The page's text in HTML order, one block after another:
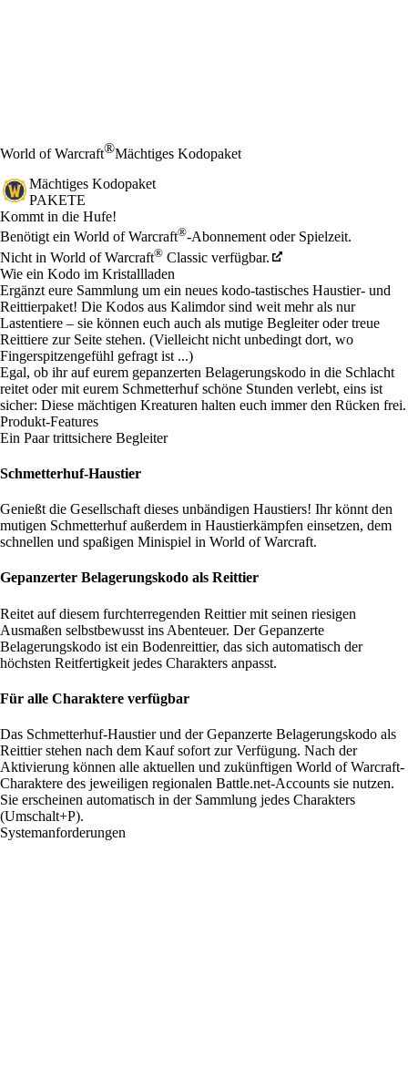
World of Warcraft®Mächtiges Kodopaket
Mächtiges Kodopaket
PAKETE
Product Notification
Kommt in die Hufe!
Preis
Available actions
Benötigt ein World of Warcraft®-Abonnement oder Spielzeit.
Nicht in World of Warcraft® Classic verfügbar.
Wie ein Kodo im Kristallladen
Ergänzt eure Sammlung um ein neues kodo-tastisches Haustier- und
Reittierpaket! Die Kodos aus Kalimdor sind weit mehr als nur
Lastentiere – sie können euch auch als mutige Begleiter oder treue
Reittiere zur Seite stehen. (Vielleicht nicht unbedingt dort, wo
Fingerspitzengefühl gefragt ist ...)
Egal, ob ihr auf eurem gepanzerten Belagerungskodo in die Schlacht
reitet oder mit eurem Schmetterhuf schöne Stunden verlebt, eins ist
sicher: Diese mächtigen Kreaturen halten euch immer den Rücken frei.
Produkt-Features
Ein Paar trittsichere Begleiter
Schmetterhuf-Haustier
Genießt die Gesellschaft dieses unbändigen Haustiers! Ihr könnt den
mutigen Schmetterhuf außerdem in Haustierkämpfen einsetzen, dem
schnellen und spaßigen Minispiel in World of Warcraft.
Gepanzerter Belagerungskodo als Reittier
Reitet auf diesem furchterregenden Reittier mit seinen riesigen
Ausmaßen selbstbewusst ins Abenteuer. Der Gepanzerte
Belagerungskodo ist ein Bodenreittier, das sich automatisch der
höchsten Reitfertigkeit jedes Charakters anpasst.
Für alle Charaktere verfügbar
Das Schmetterhuf-Haustier und der Gepanzerte Belagerungskodo als
Reittier stehen nach dem Kauf sofort zur Verfügung. Nach der
Aktivierung können alle aktuellen und zukünftigen World of Warcraft-
Charaktere des jeweiligen regionalen Battle.net-Accounts sie nutzen.
Sie erscheinen automatisch in der Sammlung jedes Charakters
(Umschalt+P).
Systemanforderungen